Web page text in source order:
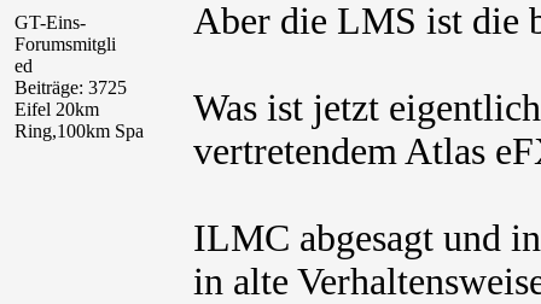
GT-Eins-
Forumsmitgli
ed
Beiträge: 3725
Eifel 20km
Ring,100km Spa
Aber die LMS ist die
Was ist jetzt
vertretendem Atlas
ILMC abgesagt und
in alte